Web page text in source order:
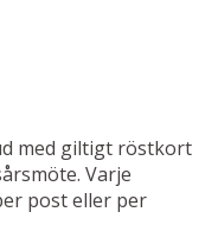
med giltigt röstkort
Varje
post eller per